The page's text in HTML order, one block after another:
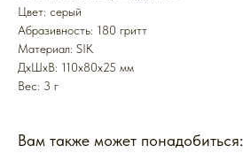
Цвет: серый
Абразивность: 180 гритт
Mатериал: SIK
ДxШxВ: 110x80x25 мм
Вес: 3 г
Вам также может понадобиться: